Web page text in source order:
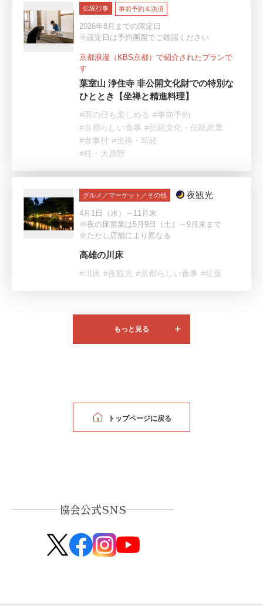
伝統行事 事前予約＆決済
2026年8月までの限定日
※設定日は予約画面でご確認ください
京都浪漫（KBS京都）で紹介されたプランで
す
葉室山 浄住寺 非公開文化財での特別な
ひととき【坐禅と精進料理】
#雨の日も楽しめる #事前予約
#京都らしい食事 #伝統文化・伝統産業
#食事付 #坐禅・写経
#桂・大原野
グルメ／マーケット／その他 夜観光
4月1日（水）～11月末
※夜の床営業は5月9日（土）～9月末まで
※ただし店舗により異なる
高雄の川床
#川床 #夜観光 #京都らしい食事 #紅葉
もっと見る
トップページに戻る
協会公式SNS